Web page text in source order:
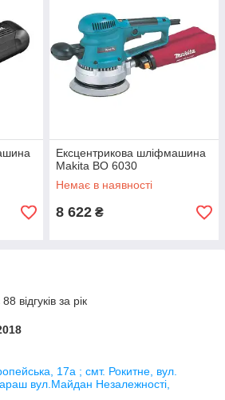
Ексцентрикова шліфмашина
Makita BO 6030
Немає в наявності
8 622 ₴
відгуків за рік
17а ; смт. Рокитне, вул.
вул.Майдан Незалежності,